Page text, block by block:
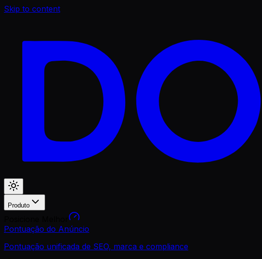
Skip to content
Produto
Pontuação do Anúncio
Pontuação unificada de SEO, marca e compliance